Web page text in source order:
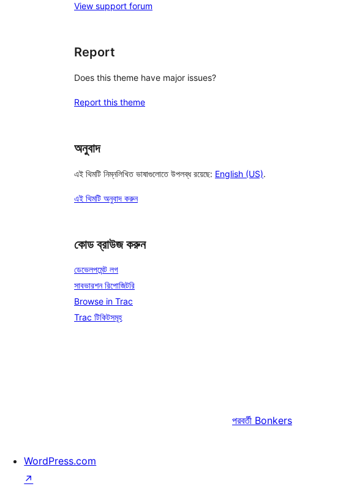
View support forum
Report
Does this theme have major issues?
Report this theme
অনুবাদ
এই থিমটি নিম্নলিখিত ভাষাগুলোতে উপলব্ধ রয়েছে: English (US).
এই থিমটি অনুবাদ করুন
কোড ব্রাউজ করুন
ডেভেলপমেন্ট লগ
সাবভারশন রিপোজিটরি
Browse in Trac
Trac টিকিটসমূহ
পরবর্তী Bonkers
WordPress.com
↗